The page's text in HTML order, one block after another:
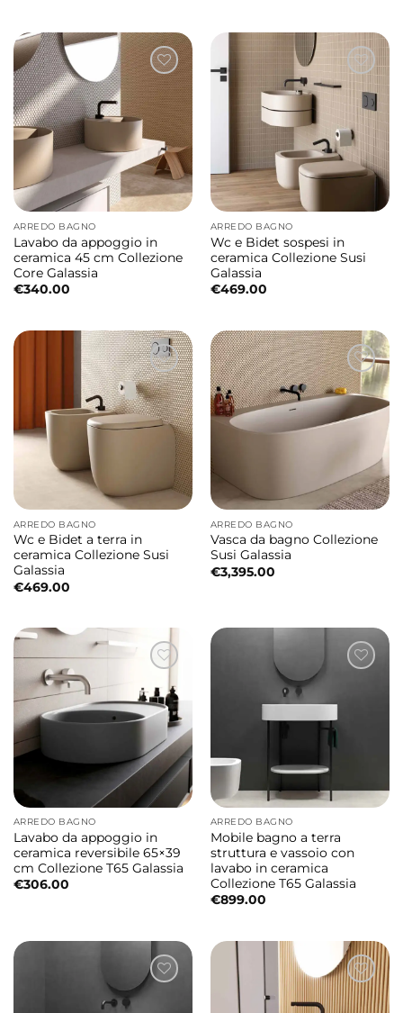
ARREDO BAGNO
Lavabo da appoggio in
ceramica 45 cm Collezione
Core Galassia
€340.00
ARREDO BAGNO
Wc e Bidet sospesi in
ceramica Collezione Susi
Galassia
€469.00
ARREDO BAGNO
Wc e Bidet a terra in
ceramica Collezione Susi
Galassia
€469.00
ARREDO BAGNO
Vasca da bagno Collezione
Susi Galassia
€3,395.00
ARREDO BAGNO
Lavabo da appoggio in
ceramica reversibile 65×39
cm Collezione T65 Galassia
€306.00
ARREDO BAGNO
Mobile bagno a terra
struttura e vassoio con
lavabo in ceramica
Collezione T65 Galassia
€899.00